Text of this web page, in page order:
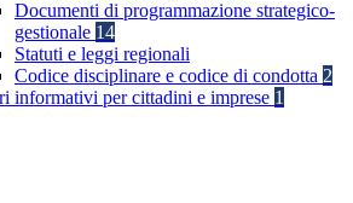
Documenti di programmazione strategico-
gestionale 14
Statuti e leggi regionali
Codice disciplinare e codice di condotta 2
informativi per cittadini e imprese 1